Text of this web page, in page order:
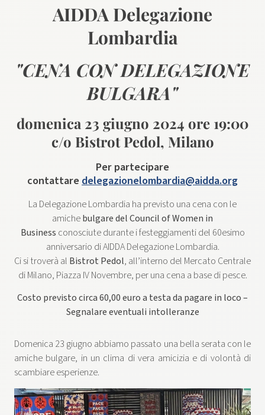
AIDDA Delegazione
Lombardia
"CENA CON DELEGAZIONE
BULGARA"
domenica 23 giugno 2024 ore 19:00
c/o Bistrot Pedol, Milano
Per partecipare
contattare delegazionelombardia@aidda.org
La Delegazione Lombardia ha previsto una cena con le
amichebulgare del Council of Women in
Business conosciute durante i festeggiamenti del 60esimo
anniversario di AIDDA Delegazione Lombardia.
Ci si troverà al Bistrot Pedol, all’interno del Mercato Centrale
di Milano, Piazza IV Novembre, per una cena a base di pesce.
Costo previsto circa 60,00 euro a testa da pagare in loco –
Segnalare eventuali intolleranze
Domenica 23 giugno abbiamo passato una bella serata con le
amiche bulgare, in un clima di vera amicizia e di volontà di
scambiare esperienze.